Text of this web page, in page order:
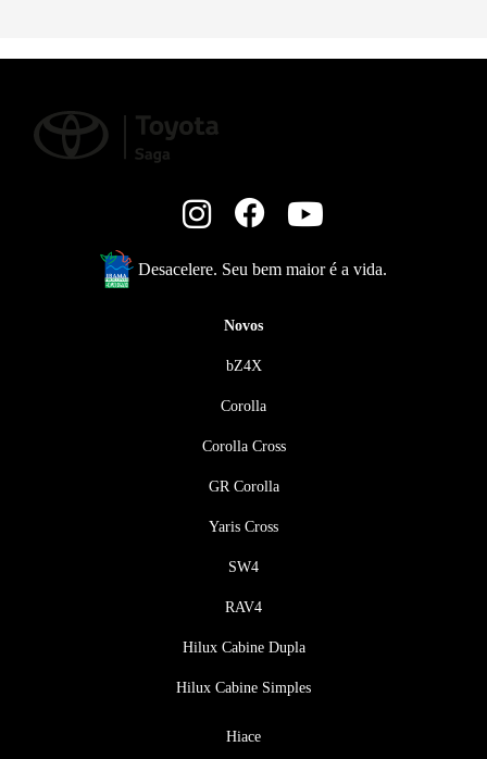
Desacelere. Seu bem maior é a vida.
Novos
bZ4X
Corolla
Corolla Cross
GR Corolla
Yaris Cross
SW4
RAV4
Hilux Cabine Dupla
Hilux Cabine Simples
Hiace